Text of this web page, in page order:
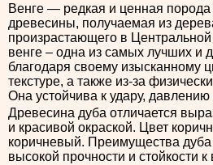
Венге — редкая и ценная порода
древесины, получаемая из
произрастающего в
венге – одна из самых лучших и
благодаря своему изысканному
текстуре, а также из-за
Она устойчива к удару, давлению
Древесина дуба отличается
и красивой окраской. Цвет
коричневый. Преимущества
высокой прочности и стойкости к